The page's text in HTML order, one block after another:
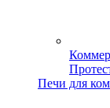
Печи для